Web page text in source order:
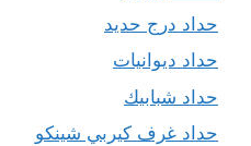
حداد درج حديد
حداد ديوانيات
حداد شبابيك
حداد غرف كيربي شينكو